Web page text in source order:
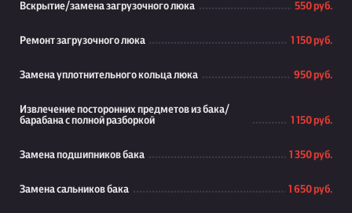
Вскрытие/замена загрузочного люка 550 руб.
Ремонт загрузочного люка 1 150 руб.
Замена уплотнительного кольца люка 950 руб.
Извлечение посторонних предметов из бака/
барабана с полной разборкой
1 150 руб.
Замена подшипников бака 1 350 руб.
Замена сальников бака 1 650 руб.